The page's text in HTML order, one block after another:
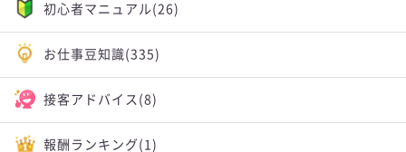
初心者マニュアル(26)
お仕事豆知識(335)
接客アドバイス (8)
報酬ランキング (1)